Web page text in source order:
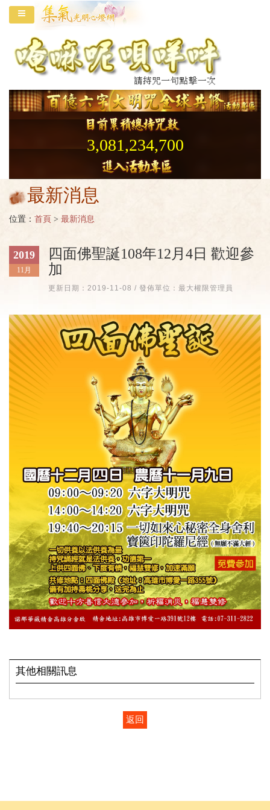
3,081,234,700
最新消息
位置： 首頁 > 最新消息
2019
11月
四面佛聖誕108年12月4日 歡迎參
加
更新日期：2019-11-08 / 發佈單位：最大權限管理員
其他相關訊息
返回